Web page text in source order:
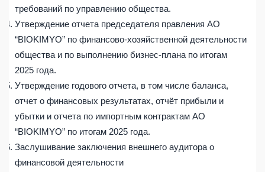
требований по управлению общества.
Утверждение отчета председателя правления АО
“BIOKIMYO” по финансово-хозяйственной деятельности
общества и по выполнению бизнес-плана по итогам
2025 года.
Утверждение годового отчета, в том числе баланса,
отчет о финансовых результатах, отчёт прибыли и
убытки и отчета по импортным контрактам АО
“BIOKIMYO” по итогам 2025 года.
Заслушивание заключения внешнего аудитора о
финансовой деятельности